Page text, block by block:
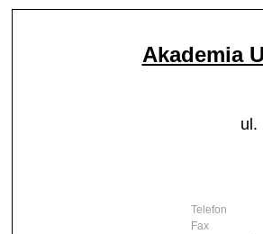
Akademia
ul.
Telefon
Fax